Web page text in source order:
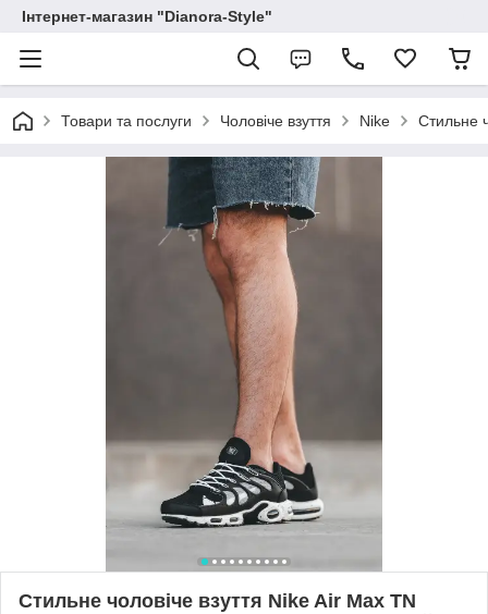
Інтернет-магазин "Dianora-Style"
Товари та послуги Чоловіче взуття Nike Стильне
Стильне чоловіче взуття Nike Air Max TN